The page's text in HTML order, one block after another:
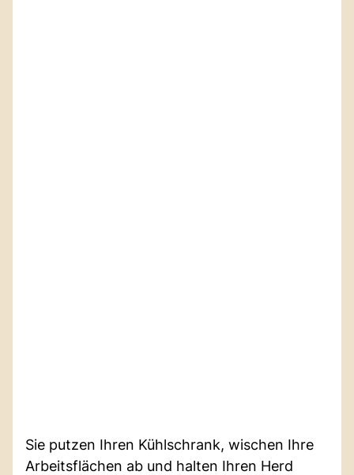
Sie putzen Ihren Kühlschrank, wischen Ihre
Arbeitsflächen ab und halten Ihren Herd